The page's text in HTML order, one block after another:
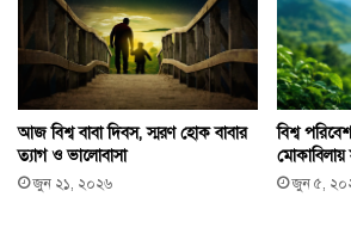
আজ বিশ্ব বাবা দিবস, স্মরণ হোক বাবার
ত্যাগ ও ভালোবাসা
জুন ২১, ২০২৬
বিশ্ব
জুন ৫,